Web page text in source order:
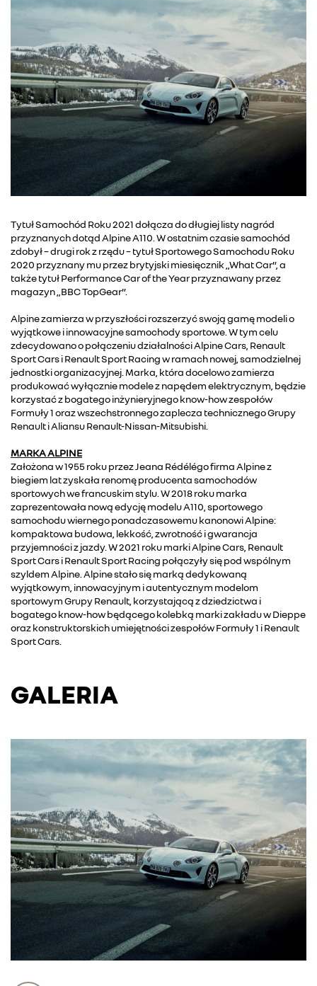
Tytuł Samochód Roku 2021 dołącza do długiej listy nagród
przyznanych dotąd Alpine A110. W ostatnim czasie samochód
zdobył – drugi rok z rzędu – tytuł Sportowego Samochodu Roku
2020 przyznany mu przez brytyjski miesięcznik „What Car”, a
także tytuł Performance Car of the Year przyznawany przez
magazyn „BBC TopGear”.
Alpine zamierza w przyszłości rozszerzyć swoją gamę modeli o
wyjątkowe i innowacyjne samochody sportowe. W tym celu
zdecydowano o połączeniu działalności Alpine Cars, Renault
Sport Cars i Renault Sport Racing w ramach nowej, samodzielnej
jednostki organizacyjnej. Marka, która docelowo zamierza
produkować wyłącznie modele z napędem elektrycznym, będzie
korzystać z bogatego inżynieryjnego know-how zespołów
Formuły 1 oraz wszechstronnego zaplecza technicznego Grupy
Renault i Aliansu Renault-Nissan-Mitsubishi.
MARKA ALPINE
Założona w 1955 roku przez Jeana Rédélégo firma Alpine z
biegiem lat zyskała renomę producenta samochodów
sportowych we francuskim stylu. W 2018 roku marka
zaprezentowała nową edycję modelu A110, sportowego
samochodu wiernego ponadczasowemu kanonowi Alpine:
kompaktowa budowa, lekkość, zwrotność i gwarancja
przyjemności z jazdy. W 2021 roku marki Alpine Cars, Renault
Sport Cars i Renault Sport Racing połączyły się pod wspólnym
szyldem Alpine. Alpine stało się marką dedykowaną
wyjątkowym, innowacyjnym i autentycznym modelom
sportowym Grupy Renault, korzystającą z dziedzictwa i
bogatego know-how będącego kolebką marki zakładu w Dieppe
oraz konstruktorskich umiejętności zespołów Formuły 1 i Renault
Sport Cars.
GALERIA